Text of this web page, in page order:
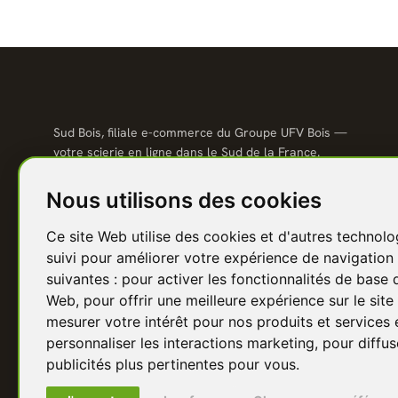
Nous utilisons des cookies
Ce site Web utilise des cookies et d'autres
suivi pour améliorer votre expérience de navigation
suivantes : pour activer les fonctionnalités de base
Web, pour offrir une meilleure expérience sur le site
mesurer votre intérêt pour nos produits et services
personnaliser les interactions marketing, pour
publicités plus pertinentes pour vous.
Sud Bois, filiale e-commerce du Groupe UFV Bois —
votre scierie en ligne dans le Sud de la France.
France.
contact@sudbois.fr
Avèze (30120) — Sud de la France
f Y P I in